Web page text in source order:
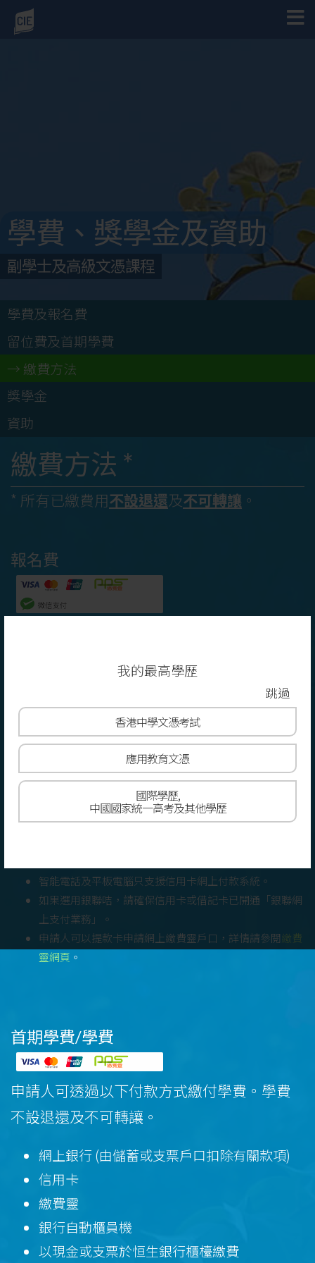
我的最高學歷
跳過
香港中學文憑考試
應用教育文憑
國際學歷,
中國國家統一高考及其他學歷
學費、獎學金及資助
副學士及高級文憑課程
學費及報名費
留位費及首期學費
繳費方法
獎學金
資助
繳費方法 *
* 所有已繳費用不設退還及不可轉讓 。
報名費
不獲
退還及不可轉讓。
信用卡（Visa / 萬事達 / 中國銀聯）
網上繳費靈
行動支付 (支付寶 / 支付寶香港 / BoC Pay / 轉
數快 / 中國銀聯 / 微信支付)
智能電話及平板電腦只支援信用卡網上付款系統。
如果選用銀聯咭，請確保信用卡或借記卡已開通「銀聯網
上支付業務」。
申請人可以提款卡申請網上繳費靈戶口，詳情請參閱繳費
靈網頁 。
首期學費/學費
申請人可透過以下付款方式繳付學費。學費
不設退還及不可轉讓。
網上銀行 (由儲蓄或支票戶口扣除有關款項)
信用卡
繳費靈
銀行自動櫃員機
以現金或支票於恒生銀行櫃檯繳費